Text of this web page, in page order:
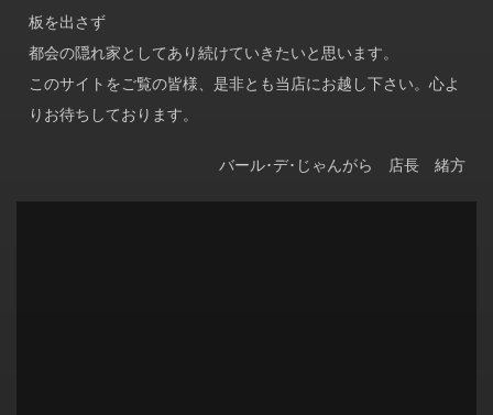
板を出さず
都会の隠れ家としてあり続けていきたいと思います。
このサイトをご覧の皆様、是非とも当店にお越し下さい。心よ
りお待ちしております。
バール･デ･じゃんがら 店長 緒方